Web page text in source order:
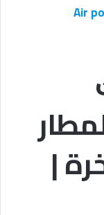
|